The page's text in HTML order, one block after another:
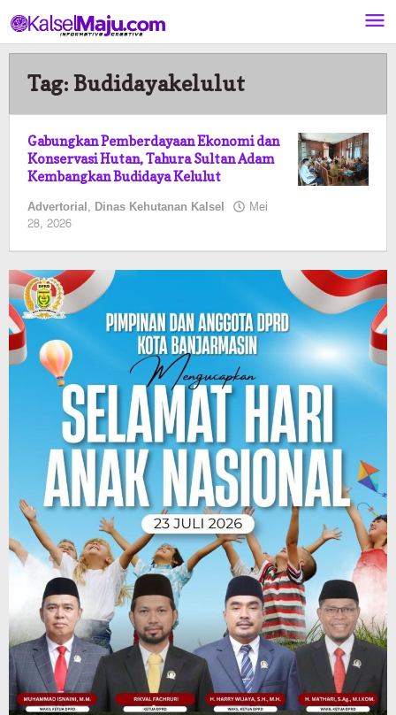
ke
konten
Tag: Budidayakelulut
Gabungkan Pemberdayaan Ekonomi dan
Konservasi Hutan, Tahura Sultan Adam
Kembangkan Budidaya Kelulut
Advertorial, Dinas Kehutanan Kalsel Mei
28, 2026
Pimred